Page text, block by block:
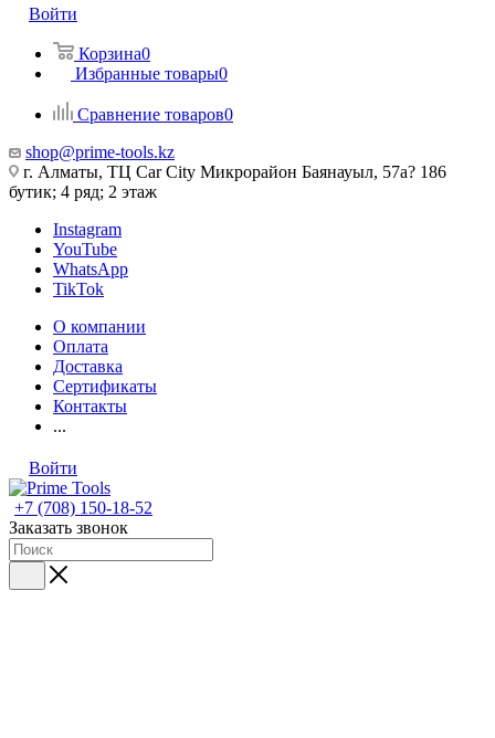
Войти
Корзина0
Избранные товары0
Сравнение товаров0
shop@prime-tools.kz
г. Алматы, ТЦ Car City​ ​Микрорайон Баянауыл, 57а? ​186
бутик; 4 ряд; 2 этаж
Instagram
YouTube
WhatsApp
TikTok
О компании
Оплата
Доставка
Сертификаты
Контакты
...
Войти
+7 (708) 150-18-52
Заказать звонок